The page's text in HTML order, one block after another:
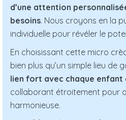
d’une attention
besoins. Nous croyons en la
individuelle pour révéler le
En choisissant cette micro
bien plus qu’un simple lieu de
lien fort avec chaque enfant
collaborant étroitement pour
harmonieuse.